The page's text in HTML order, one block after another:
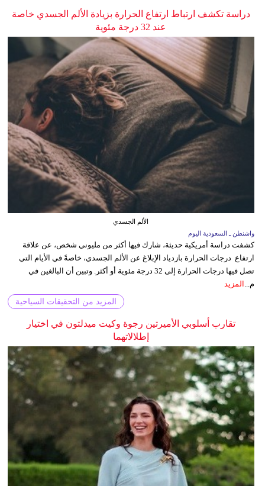
دراسة تكشف ارتباط ارتفاع الحرارة بزيادة الألم الجسدي خاصة
عند 32 درجة مئوية
الألم الجسدي
واشنطن ـ السعودية اليوم
كشفت دراسة أمريكية حديثة، شارك فيها أكثر من مليوني شخص، عن علاقة
ارتفاع درجات الحرارة بازدياد الإبلاغ عن الألم الجسدي، خاصةً في الأيام التي
تصل فيها درجات الحرارة إلى 32 درجة مئوية أو أكثر. وتبين أن البالغين في
م... المزيد
المزيد من التحقيقات السياحية
تقارب أسلوبي الأميرتين رجوة وكيت ميدلتون في اختيار
إطلالاتهما